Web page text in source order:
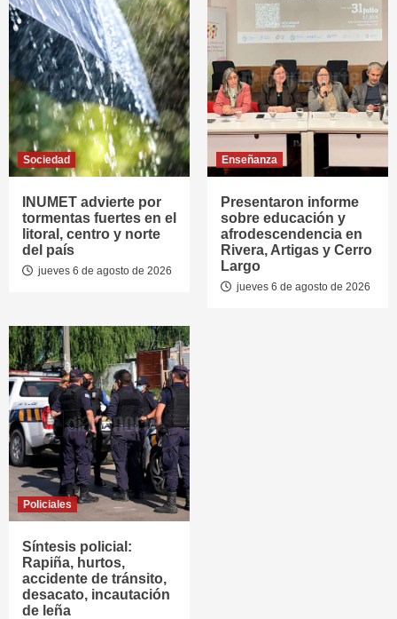
Sociedad
INUMET advierte por
tormentas fuertes en el
litoral, centro y norte
del país
jueves 6 de agosto de 2026
Enseñanza
Presentaron informe
sobre educación y
afrodescendencia en
Rivera, Artigas y Cerro
Largo
jueves 6 de agosto de 2026
Policiales
Síntesis policial:
Rapiña, hurtos,
accidente de tránsito,
desacato, incautación
de leña